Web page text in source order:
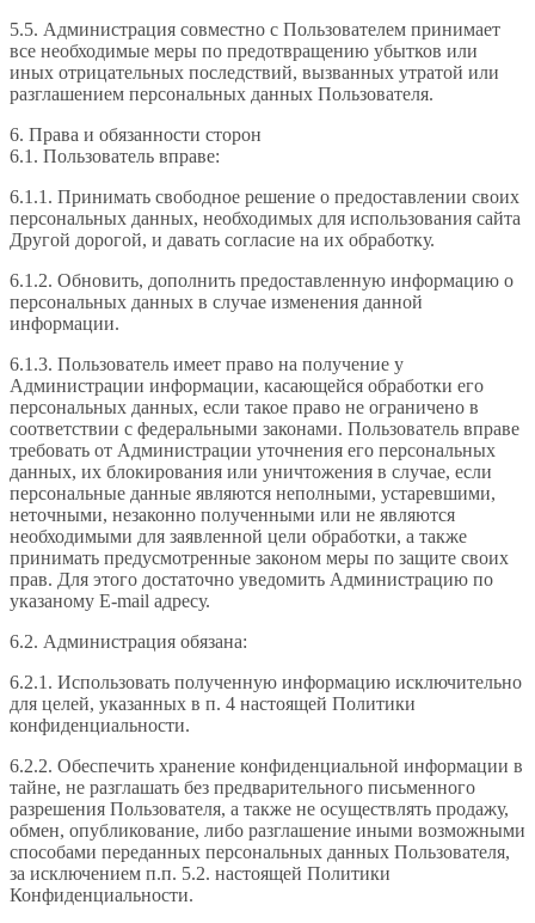
5.5. Администрация совместно с Пользователем принимает
все необходимые меры по предотвращению убытков или
иных отрицательных последствий, вызванных утратой или
разглашением персональных данных Пользователя.
6. Права и обязанности сторон
6.1. Пользователь вправе:
6.1.1. Принимать свободное решение о предоставлении своих
персональных данных, необходимых для использования сайта
Другой дорогой, и давать согласие на их обработку.
6.1.2. Обновить, дополнить предоставленную информацию о
персональных данных в случае изменения данной
информации.
6.1.3. Пользователь имеет право на получение у
Администрации информации, касающейся обработки его
персональных данных, если такое право не ограничено в
соответствии с федеральными законами. Пользователь вправе
требовать от Администрации уточнения его персональных
данных, их блокирования или уничтожения в случае, если
персональные данные являются неполными, устаревшими,
неточными, незаконно полученными или не являются
необходимыми для заявленной цели обработки, а также
принимать предусмотренные законом меры по защите своих
прав. Для этого достаточно уведомить Администрацию по
указаному E-mail адресу.
6.2. Администрация обязана:
6.2.1. Использовать полученную информацию исключительно
для целей, указанных в п. 4 настоящей Политики
конфиденциальности.
6.2.2. Обеспечить хранение конфиденциальной информации в
тайне, не разглашать без предварительного письменного
разрешения Пользователя, а также не осуществлять продажу,
обмен, опубликование, либо разглашение иными возможными
способами переданных персональных данных Пользователя,
за исключением п.п. 5.2. настоящей Политики
Конфиденциальности.